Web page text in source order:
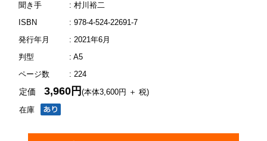
聞き手
: 村川裕二
ISBN
: 978-4-524-22691-7
発行年月
: 2021年6月
判型
: A5
ページ数
: 224
在庫
定価3,960円(本体3,600円 ＋ 税)